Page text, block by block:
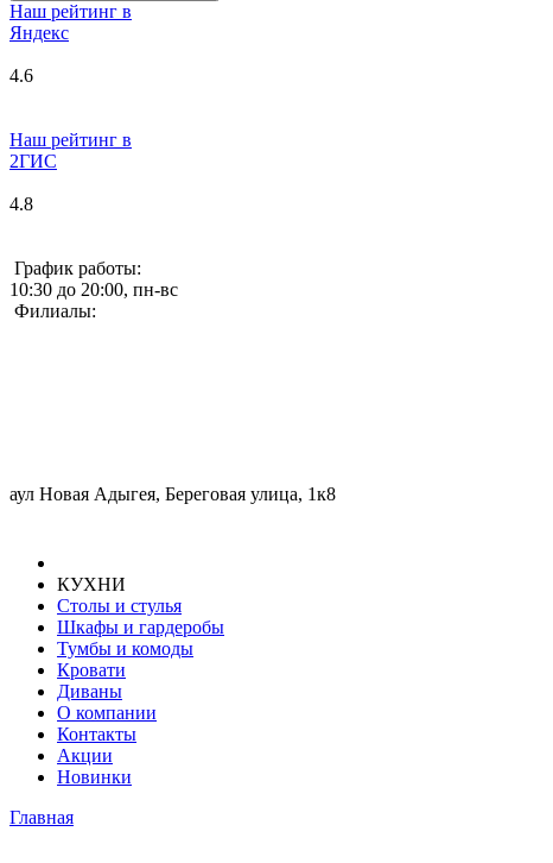
Наш рейтинг в
Яндекс
4.6
Наш рейтинг в
2ГИС
4.8
График работы:
10:30 до 20:00, пн-вс
Филиалы:
аул Новая Адыгея, Береговая улица, 1к8
КУХНИ
Столы и стулья
Шкафы и гардеробы
Тумбы и комоды
Кровати
Диваны
О компании
Контакты
Акции
Новинки
Главная